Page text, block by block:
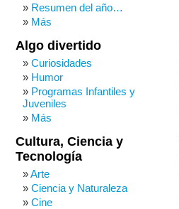
Resumen del año…
Más
Algo divertido
Curiosidades
Humor
Programas Infantiles y
Juveniles
Más
Cultura, Ciencia y
Tecnología
Arte
Ciencia y Naturaleza
Cine